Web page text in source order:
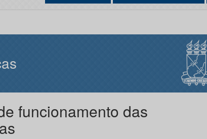
funcionamento das